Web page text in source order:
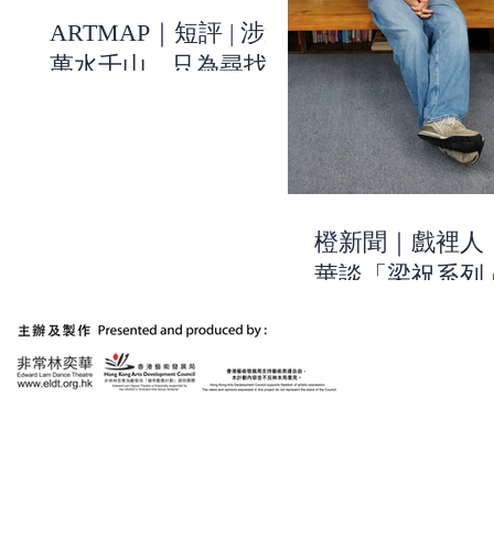
ARTMAP｜短評 | 涉過
萬水千山，只為尋找關
橙新聞｜戲裡人
華談「梁祝系列